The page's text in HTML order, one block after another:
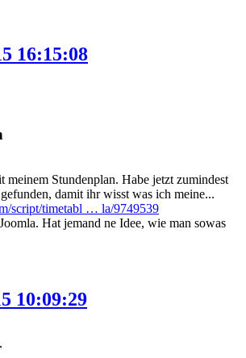
16:15:08
meinem Stundenplan. Habe jetzt zumindest
damit ihr wisst was ich meine...
script/timetabl … la/9749539
Hat jemand ne Idee, wie man sowas
10:09:29